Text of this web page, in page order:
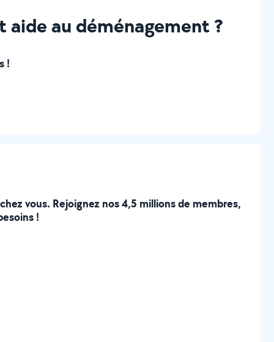
au déménagement ?
!
vous. Rejoignez nos 4,5 millions de membres,
!